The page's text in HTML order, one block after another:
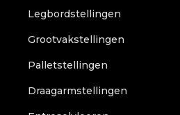
Legbordstellingen
Grootvakstellingen
Palletstellingen
Draagarmstellingen